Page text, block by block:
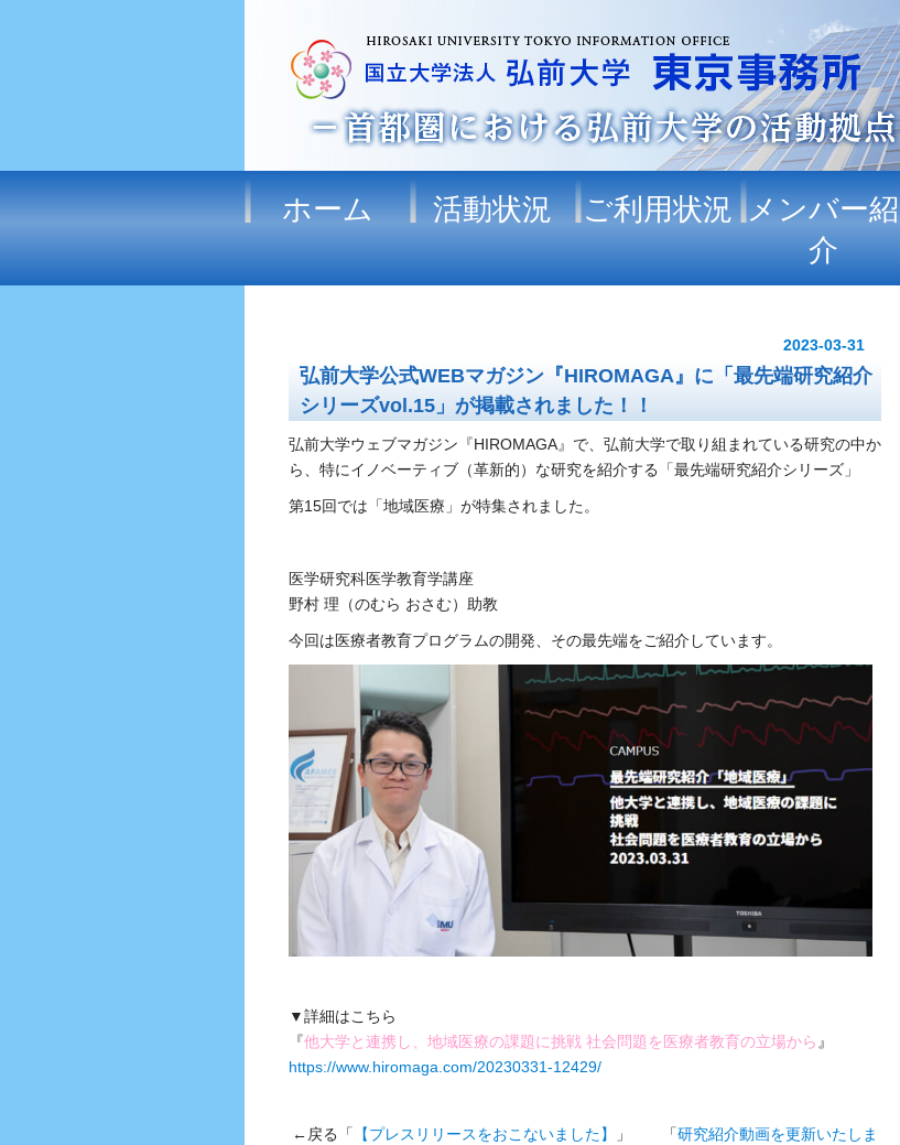
ホーム 活動状況 ご利用状況 メンバー紹
介
2023-03-31
弘前大学公式WEBマガジン『HIROMAGA』に「最先端研究紹介
シリーズvol.15」が掲載されました！！
弘前大学ウェブマガジン『HIROMAGA』で、 弘前大学で取り組まれている研究の中か
ら、 特にイノベーティブ（革新的）な研究を紹介する 「最先端研究紹介シリーズ」
第15回では「地域医療」が特集されました。
医学研究科医学教育学講座
野村 理（のむら おさむ）助教
今回は医療者教育プログラムの開発、その最先端をご紹介しています。
▼詳細はこちら
『他大学と連携し、地域医療の課題に挑戦 社会問題を医療者教育の立場から 』
https://www.hiromaga.com/20230331-12429/
←戻る「 【プレスリリースをおこないました】 」 「研究紹介動画を更新いたしま